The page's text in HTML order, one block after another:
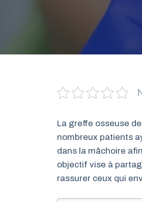
La greffe osseuse
nombreux patients
dans la mâchoire
objectif vise à
rassurer ceux qui